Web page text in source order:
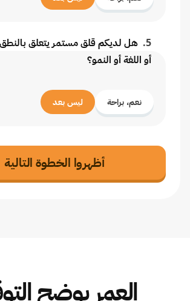
5
. هل لديكم قلق مستمر يتعلق
أو اللغة أو النمو؟
نعم، براحة ليس بعد
أظهروا الخطوة التالية
العمر يوضح